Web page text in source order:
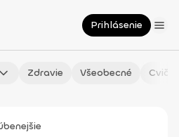
Prihlásenie
Zdravie Všeobecné